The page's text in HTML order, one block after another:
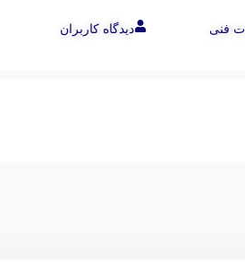
فنی دیدگاه کاربران